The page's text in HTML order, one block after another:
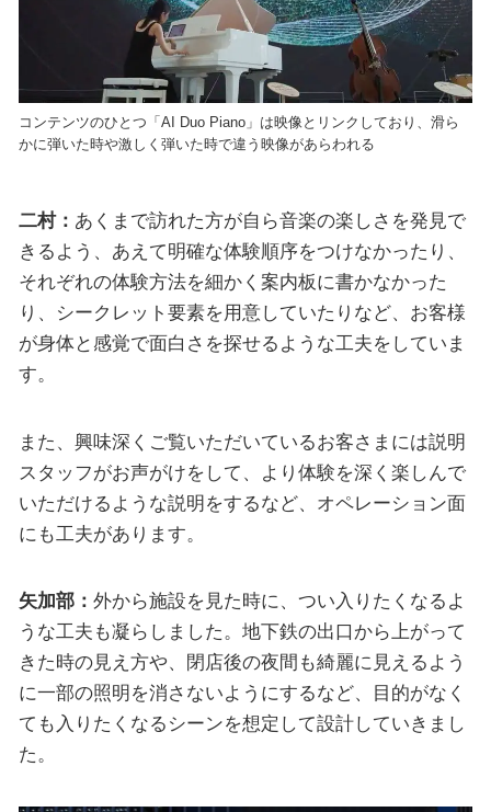
コンテンツのひとつ「AI Duo Piano」は映像とリンクしており、滑ら
かに弾いた時や激しく弾いた時で違う映像があらわれる
二村： あくまで訪れた方が自ら音楽の楽しさを発見で
きるよう、あえて明確な体験順序をつけなかったり、
それぞれの体験方法を細かく案内板に書かなかった
り、シークレット要素を用意していたりなど、お客様
が身体と感覚で面白さを探せるような工夫をしていま
す。
また、興味深くご覧いただいているお客さまには説明
スタッフがお声がけをして、より体験を深く楽しんで
いただけるような説明をするなど、オペレーション面
にも工夫があります。
矢加部： 外から施設を見た時に、つい入りたくなるよ
うな工夫も凝らしました。地下鉄の出口から上がって
きた時の見え方や、閉店後の夜間も綺麗に見えるよう
に一部の照明を消さないようにするなど、目的がなく
ても入りたくなるシーンを想定して設計していきまし
た。